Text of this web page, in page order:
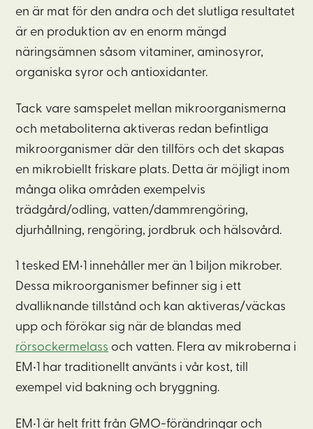
en är mat för den andra och det slutliga resultatet
är en produktion av en enorm mängd
näringsämnen såsom vitaminer, aminosyror,
organiska syror och antioxidanter.
Tack vare samspelet mellan mikroorganismerna
och metaboliterna aktiveras redan befintliga
mikroorganismer där den tillförs och det skapas
en mikrobiellt friskare plats. Detta är möjligt inom
många olika områden exempelvis
trädgård/odling, vatten/dammrengöring,
djurhållning, rengöring, jordbruk och hälsovård.
1 tesked EM•1 innehåller mer än 1 biljon mikrober.
Dessa mikroorganismer befinner sig i ett
dvalliknande tillstånd och kan aktiveras/väckas
upp och förökar sig när de blandas med
rörsockermelass och vatten. Flera av mikroberna i
EM•1 har traditionellt använts i vår kost, till
exempel vid bakning och bryggning.
EM•1 är helt fritt från GMO-förändringar och